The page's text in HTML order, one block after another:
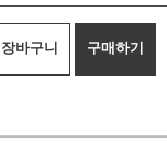
장바구니 구매하기